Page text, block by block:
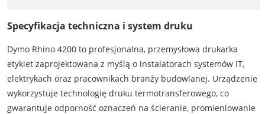
Specyfikacja techniczna i system druku
Dymo Rhino 4200 to profesjonalna, przemysłowa drukarka
etykiet zaprojektowana z myślą o instalatorach systemów IT,
elektrykach oraz pracownikach branży budowlanej. Urządzenie
wykorzystuje technologię druku termotransferowego, co
gwarantuje odporność oznaczeń na ścieranie, promieniowanie